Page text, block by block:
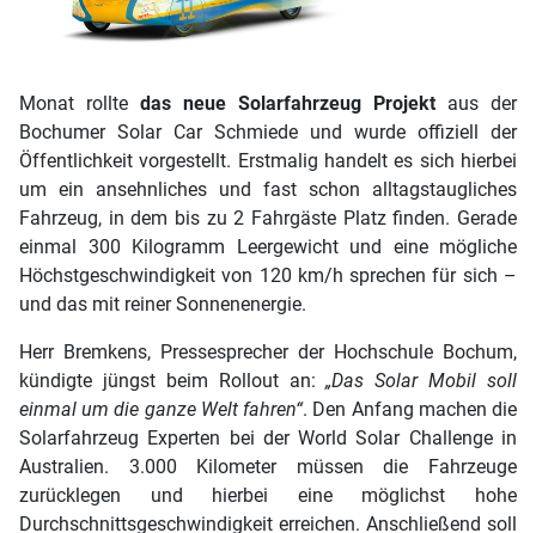
Monat rollte das neue Solarfahrzeug Projekt aus der
Bochumer Solar Car Schmiede und wurde offiziell der
Öffentlichkeit vorgestellt. Erstmalig handelt es sich hierbei
um ein ansehnliches und fast schon alltagstaugliches
Fahrzeug, in dem bis zu 2 Fahrgäste Platz finden. Gerade
einmal 300 Kilogramm Leergewicht und eine mögliche
Höchstgeschwindigkeit von 120 km/h sprechen für sich –
und das mit reiner Sonnenenergie.
Herr Bremkens, Pressesprecher der Hochschule Bochum,
kündigte jüngst beim Rollout an:„Das Solar Mobil soll
einmal um die ganze Welt fahren“. Den Anfang machen die
Solarfahrzeug Experten bei der World Solar Challenge in
Australien. 3.000 Kilometer müssen die Fahrzeuge
zurücklegen und hierbei eine möglichst hohe
Durchschnittsgeschwindigkeit erreichen. Anschließend soll